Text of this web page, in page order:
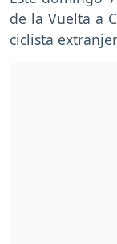
de la Vuelta a
ciclista